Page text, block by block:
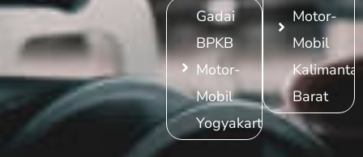
Gadai
BPKB
Motor-
Mobil
Yogyakarta
Motor-
Mobil
Barat